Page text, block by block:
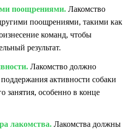
поощрениями. Лакомство
другими поощрениями, такими как
команд, чтобы
результат.
Лакомство должно
поддержания активности собаки
занятия, особенно в конце
лакомства. Лакомства должны